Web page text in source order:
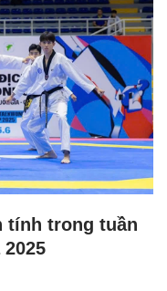
tính trong tuần